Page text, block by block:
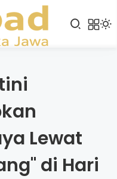
Lewat
di Hari